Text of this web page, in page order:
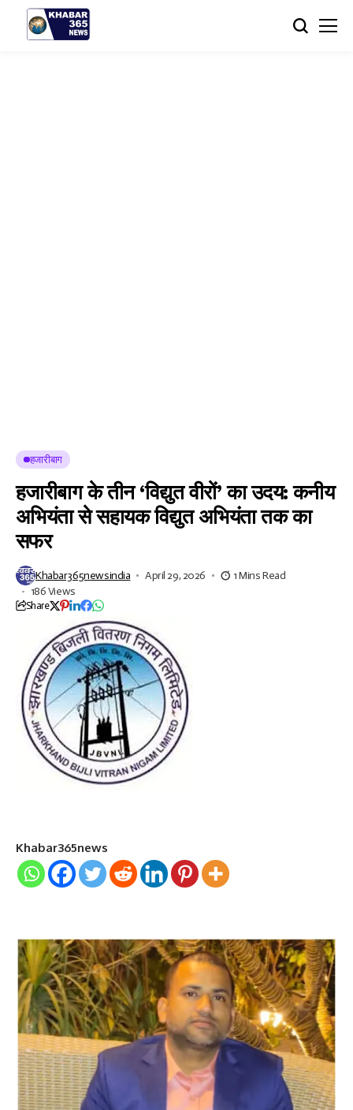
हजारीबाग
हजारीबाग के तीन ‘विद्युत वीरों’ का उदय: कनीय
अभियंता से सहायक विद्युत अभियंता तक का
सफर
Khabar365newsindia April 29, 2026
1 Mins Read
186 Views
Share
Khabar365news